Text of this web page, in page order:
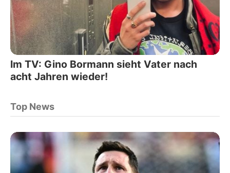
Im TV: Gino Bormann sieht Vater nach
acht Jahren wieder!
Top News